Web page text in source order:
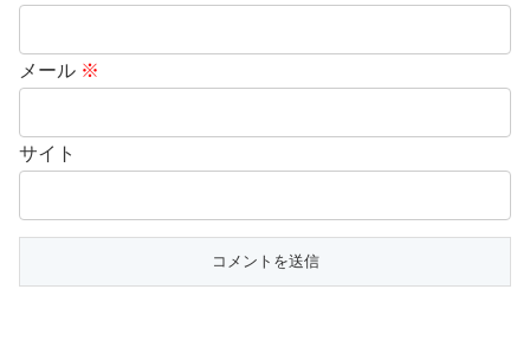
メール ※
サイト